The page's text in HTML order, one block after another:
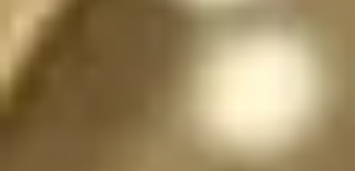
o masculina, y pueden
cambiar de forma y
dependiendo de la